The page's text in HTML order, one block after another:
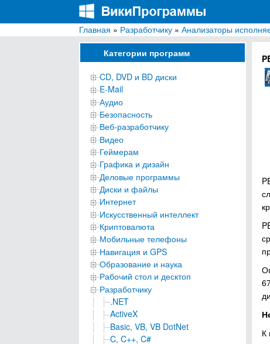
ВикиПрограммы
Энциклопедия бесплатных компьютерных
Главная » Разработчику » Анализаторы
Категории программ
CD, DVD и BD диски
E-Mail
Аудио
Безопасность
Веб-разработчику
Видео
Геймерам
Графика и дизайн
Деловые программы
Диски и файлы
Интернет
Искусственный интеллект
Криптовалюта
Мобильные телефоны
Навигация и GPS
Образование и наука
Рабочий стол и десктоп
Разработчику
.NET
ActiveX
Basic, VB, VB DotNet
C, C++, C#
К